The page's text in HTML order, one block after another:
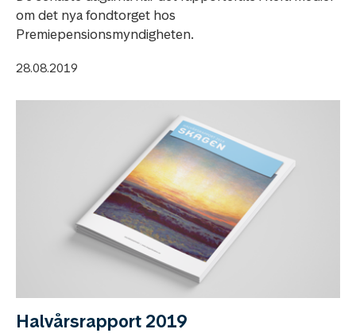
om det nya fondtorget hos
Premiepensionsmyndigheten.
28.08.2019
Halvårsrapport 2019